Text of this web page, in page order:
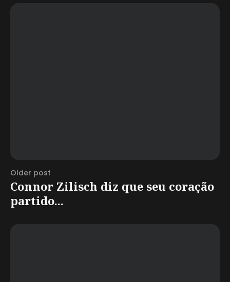
Older post
Connor Zilisch diz que seu coração
partido...